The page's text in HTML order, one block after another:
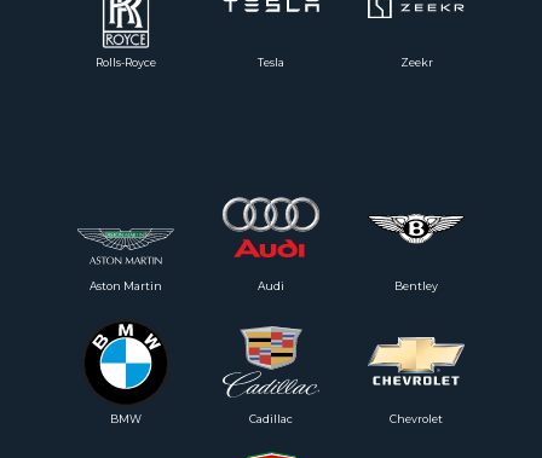
Rolls-Royce Tesla Zeekr
BMW
Bentley
Audi
Aston Martin
Chevrolet
Cadillac